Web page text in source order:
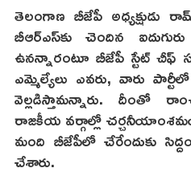
తెలంగాణ బీజేపీ అధ్యక్షుడు
బీఆర్‌ఎస్‌కు చెందిన
ఉనన్నారంటూ బీజేపీ స్టేట్ చీఫ్
ఎమ్మెల్యేలు ఎవరు, వారు
వెల్లడిస్తామన్నారు. దీంతో
రాజకీయ వర్గాల్లో
మంది బీజేపీలో చేరేందుకు
చేశారు.